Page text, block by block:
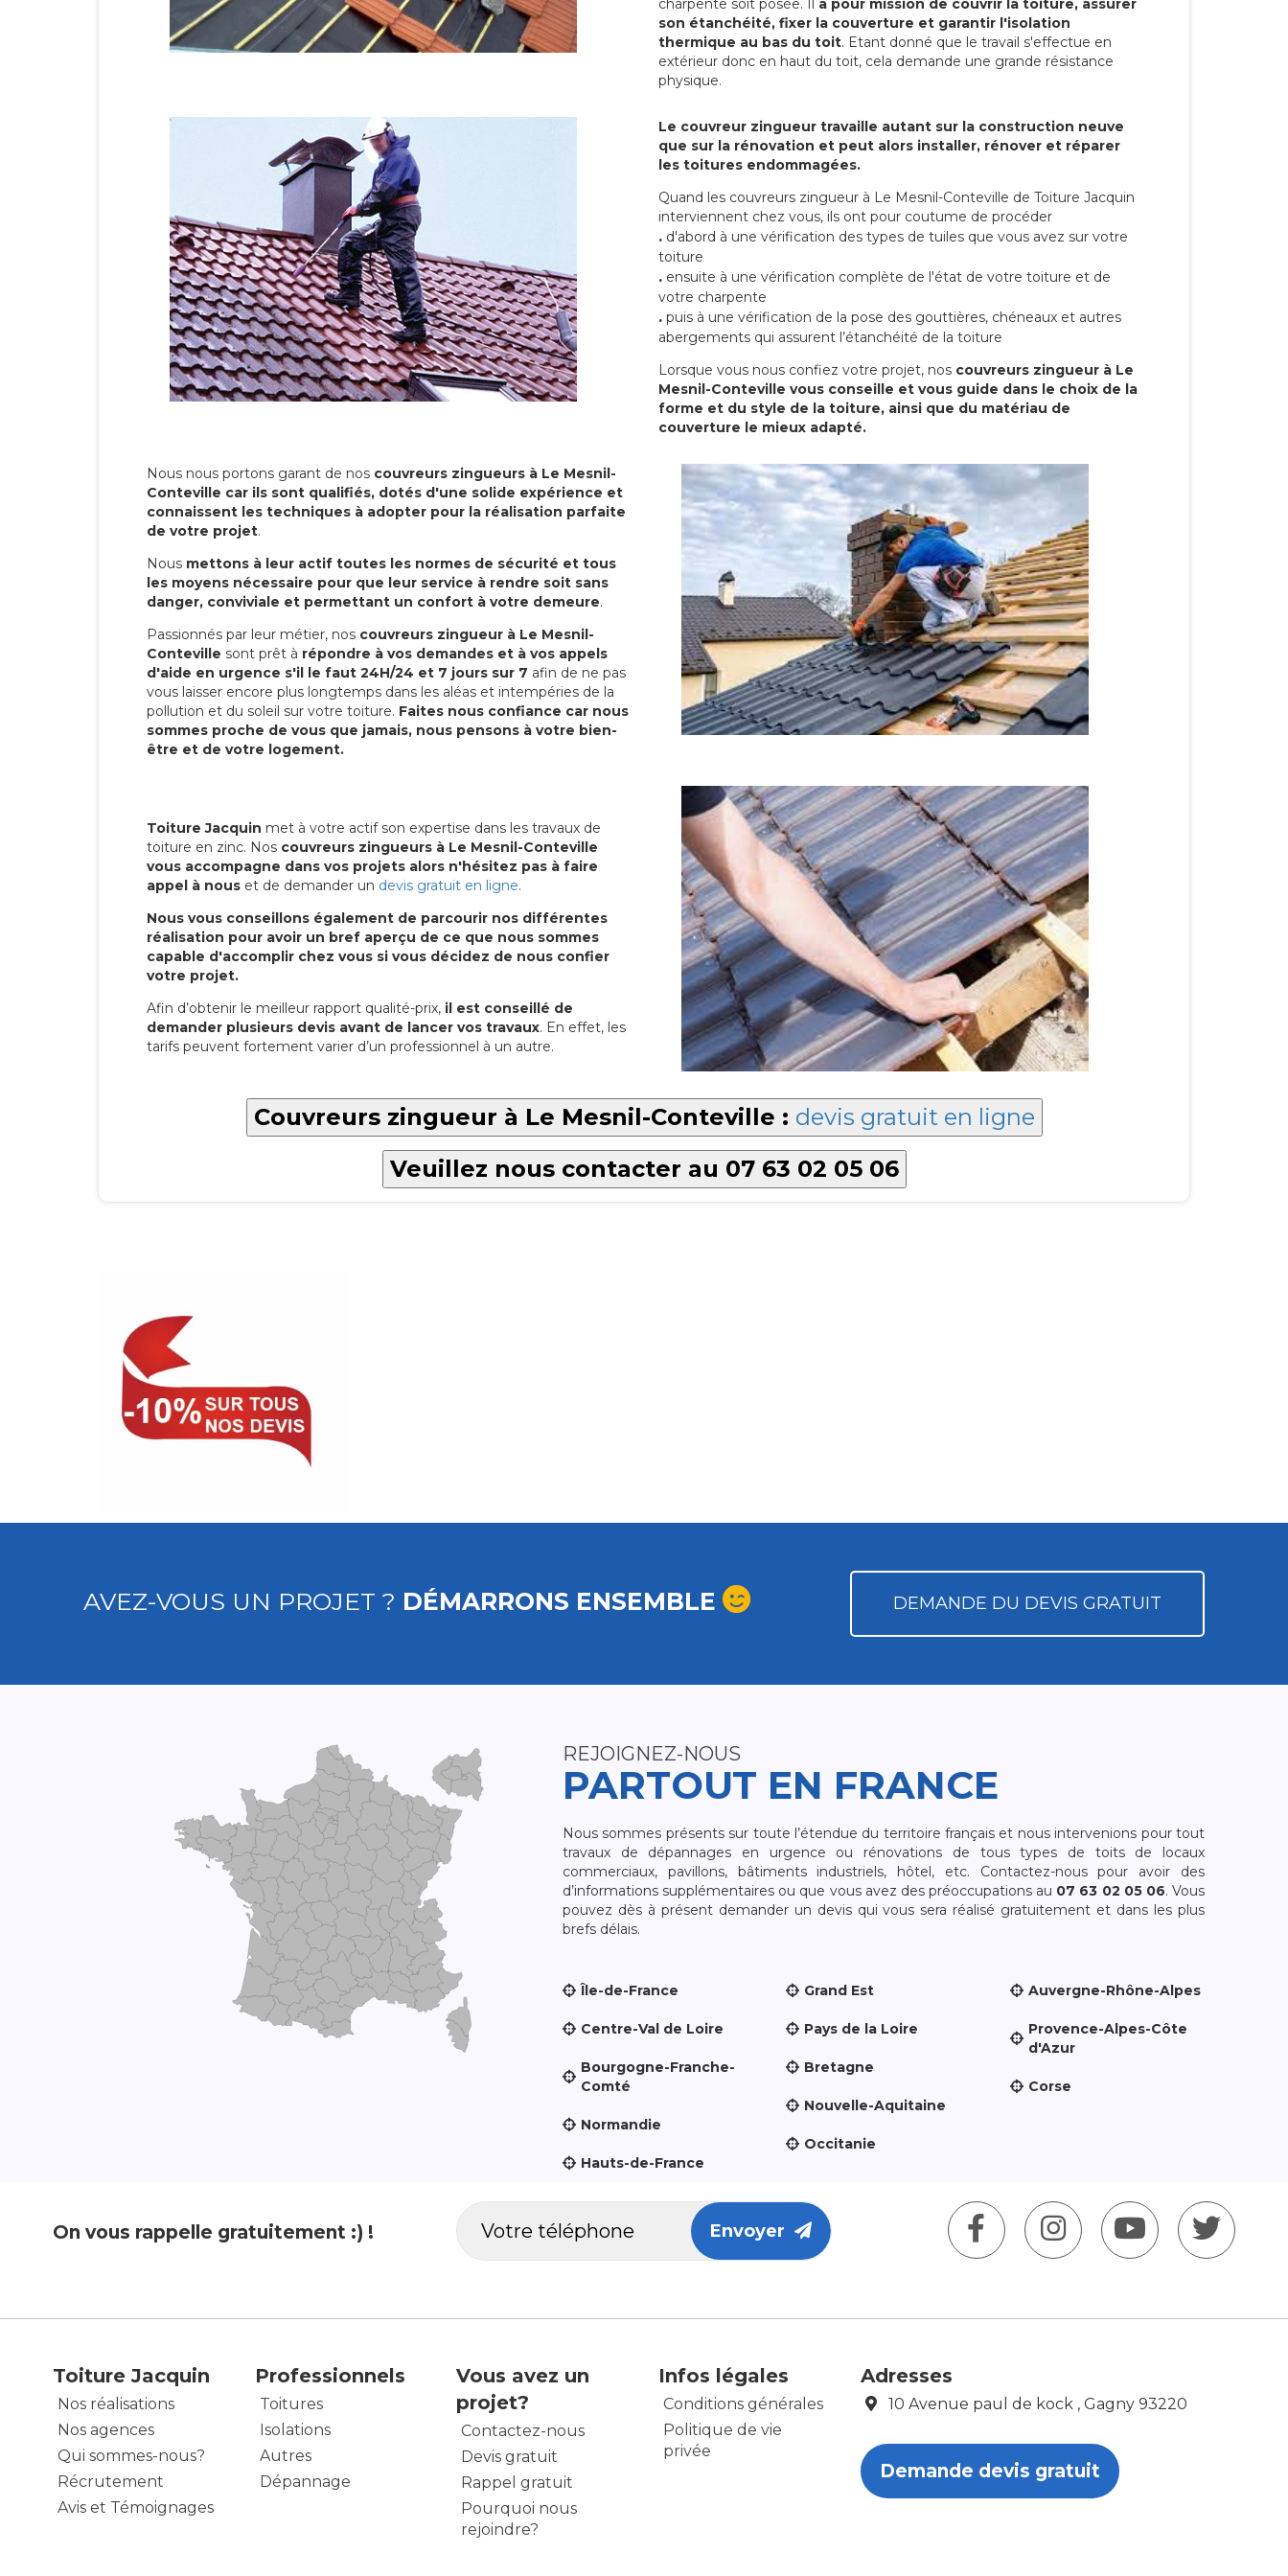
son étanchéité, fixer la couverture et garantir l'isolation
thermique au bas du toit. Etant donné que le travail s'effectue en
extérieur donc en haut du toit, cela demande une grande résistance
physique.
Le couvreur zingueur travaille autant sur la construction neuve
que sur la rénovation et peut alors installer, rénover et réparer
les toitures endommagées.
Quand les couvreurs zingueur à Le Mesnil-Conteville de Toiture Jacquin
interviennent chez vous, ils ont pour coutume de procéder
. d'abord à une vérification des types de tuiles que vous avez sur votre
toiture
. ensuite à une vérification complète de l'état de votre toiture et de
votre charpente
. puis à une vérification de la pose des gouttières, chéneaux et autres
abergements qui assurent l’étanchéité de la toiture
Lorsque vous nous confiez votre projet, nos couvreurs zingueur à Le
Mesnil-Conteville vous conseille et vous guide dans le choix de la
forme et du style de la toiture, ainsi que du matériau de
couverture le mieux adapté.
Nous nous portons garant de nos couvreurs zingueurs à Le Mesnil-
Conteville car ils sont qualifiés, dotés d'une solide expérience et
connaissent les techniques à adopter pour la réalisation parfaite
de votre projet.
Nous mettons à leur actif toutes les normes de sécurité et tous
les moyens nécessaire pour que leur service à rendre soit sans
danger, conviviale et permettant un confort à votre demeure.
Passionnés par leur métier, nos couvreurs zingueur à Le Mesnil-
Conteville sont prêt à répondre à vos demandes et à vos appels
d'aide en urgence s'il le faut 24H/24 et 7 jours sur 7 afin de ne pas
vous laisser encore plus longtemps dans les aléas et intempéries de la
pollution et du soleil sur votre toiture. Faites nous confiance car nous
sommes proche de vous que jamais, nous pensons à votre bien-
être et de votre logement.
Toiture Jacquin met à votre actif son expertise dans les travaux de
toiture en zinc. Nos couvreurs zingueurs à Le Mesnil-Conteville
vous accompagne dans vos projets alors n'hésitez pas à faire
appel à nous et de demander un devis gratuit en ligne.
Nous vous conseillons également de parcourir nos différentes
réalisation pour avoir un bref aperçu de ce que nous sommes
capable d'accomplir chez vous si vous décidez de nous confier
votre projet.
Afin d’obtenir le meilleur rapport qualité-prix, il est conseillé de
demander plusieurs devis avant de lancer vos travaux. En effet, les
tarifs peuvent fortement varier d’un professionnel à un autre.
Couvreurs zingueur à Le Mesnil-Conteville : devis gratuit en ligne
Veuillez nous contacter au 07 63 02 05 06
AVEZ-VOUS UN PROJET ? DÉMARRONS ENSEMBLE DEMANDE DU DEVIS GRATUIT
REJOIGNEZ-NOUS
PARTOUT EN FRANCE
Nous sommes présents sur toute l’étendue du territoire français et nous intervenions pour tout
travaux de dépannages en urgence ou rénovations de tous types de toits de locaux
commerciaux, pavillons, bâtiments industriels, hôtel, etc. Contactez-nous pour avoir des
d’informations supplémentaires ou que vous avez des préoccupations au 07 63 02 05 06. Vous
pouvez dès à présent demander un devis qui vous sera réalisé gratuitement et dans les plus
brefs délais.
Île-de-France
Centre-Val de Loire
Bourgogne-Franche-
Comté
Normandie
Hauts-de-France
Grand Est
Pays de la Loire
Bretagne
Nouvelle-Aquitaine
Occitanie
Auvergne-Rhône-Alpes
Provence-Alpes-Côte
d'Azur
Corse
On vous rappelle gratuitement :) ! Envoyer
Toiture Jacquin
Nos réalisations
Nos agences
Qui sommes-nous?
Récrutement
Avis et Témoignages
Professionnels
Toitures
Isolations
Autres
Dépannage
Vous avez un
projet?
Contactez-nous
Devis gratuit
Rappel gratuit
Pourquoi nous
rejoindre?
Infos légales
Conditions générales
Politique de vie
privée
Adresses
10 Avenue paul de kock , Gagny 93220
Demande devis gratuit